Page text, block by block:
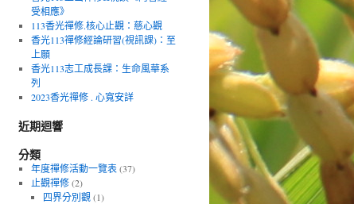
受相應》
113香光禪修.核心止觀：慈心觀
香光113禪修經論研習(視訊課)：至
上願
香光113志工成長課：生命風華系
列
2023香光禪修 . 心寬安詳
近期迴響
分類
年度禪修活動一覽表(37)
止觀禪修(2)
四界分別觀(1)